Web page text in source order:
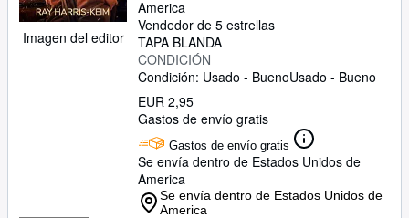
CERRAR
Imagen del editor
America
Vendedor de 5 estrellas
TAPA BLANDA
CONDICIÓN
Condición: Usado - BuenoUsado - Bueno
EUR 2,95
Gastos de envío gratis
Gastos de envío gratis
Se envía dentro de Estados Unidos de
America
Se envía dentro de Estados Unidos de
America